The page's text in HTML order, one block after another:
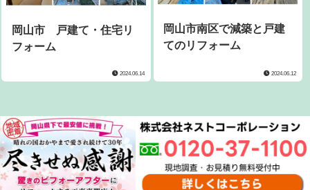
岡山市 戸建て・住宅リ
フォーム
2024.06.14
岡山市南区で減築と戸建
てのリフォーム
2024.06.12